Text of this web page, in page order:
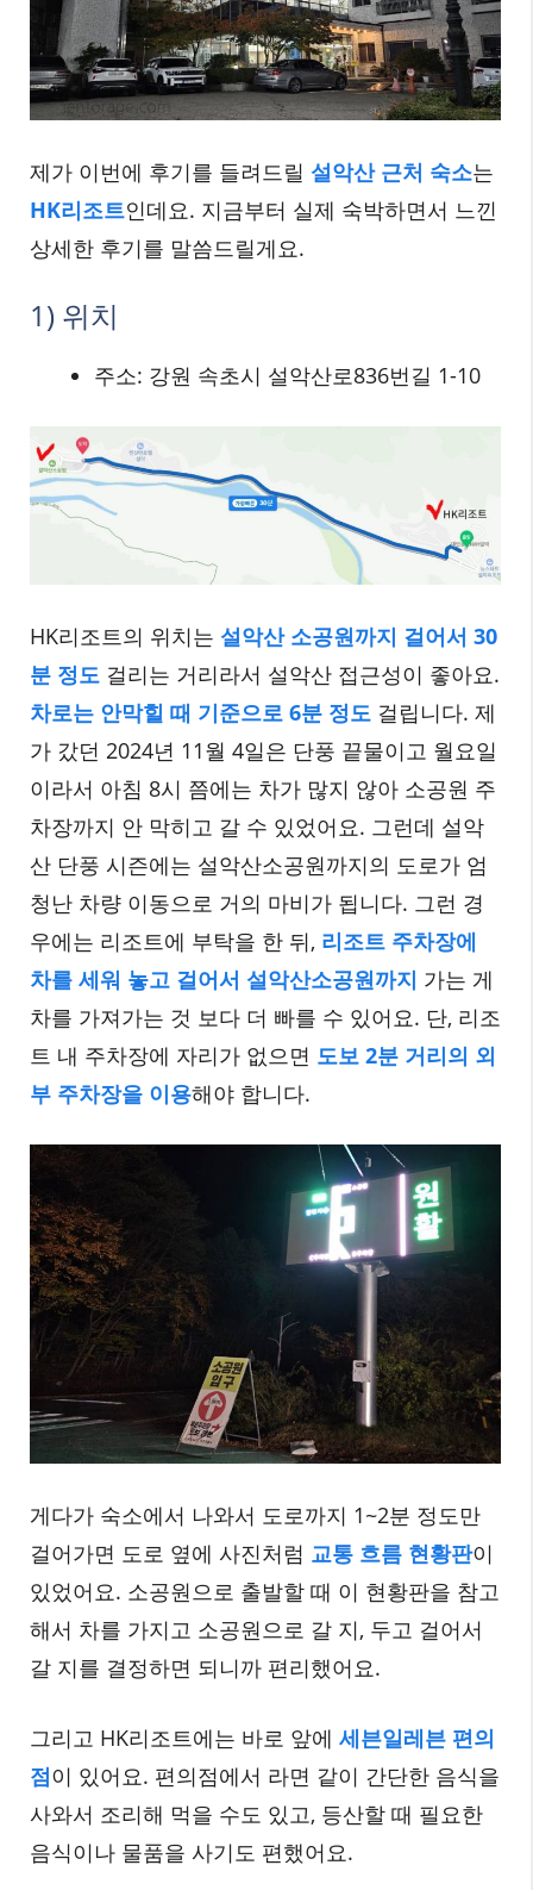
제가 이번에 후기를 들려드릴 설악산 근처 숙소는
HK리조트인데요. 지금부터 실제 숙박하면서 느낀
상세한 후기를 말씀드릴게요.
1) 위치
주소: 강원 속초시 설악산로836번길 1-10
HK리조트의 위치는 설악산 소공원까지 걸어서 30
분 정도 걸리는 거리라서 설악산 접근성이 좋아요.
차로는 안막힐 때 기준으로 6분 정도 걸립니다. 제
가 갔던 2024년 11월 4일은 단풍 끝물이고 월요일
이라서 아침 8시 쯤에는 차가 많지 않아 소공원 주
차장까지 안 막히고 갈 수 있었어요. 그런데 설악
산 단풍 시즌에는 설악산소공원까지의 도로가 엄
청난 차량 이동으로 거의 마비가 됩니다. 그런 경
우에는 리조트에 부탁을 한 뒤, 리조트 주차장에
차를 세워 놓고 걸어서 설악산소공원까지 가는 게
차를 가져가는 것 보다 더 빠를 수 있어요. 단, 리조
트 내 주차장에 자리가 없으면 도보 2분 거리의 외
부 주차장을 이용해야 합니다.
게다가 숙소에서 나와서 도로까지 1~2분 정도만
걸어가면 도로 옆에 사진처럼 교통 흐름 현황판이
있었어요. 소공원으로 출발할 때 이 현황판을 참고
해서 차를 가지고 소공원으로 갈 지, 두고 걸어서
갈 지를 결정하면 되니까 편리했어요.
그리고 HK리조트에는 바로 앞에 세븐일레븐 편의
점이 있어요. 편의점에서 라면 같이 간단한 음식을
사와서 조리해 먹을 수도 있고, 등산할 때 필요한
음식이나 물품을 사기도 편했어요.